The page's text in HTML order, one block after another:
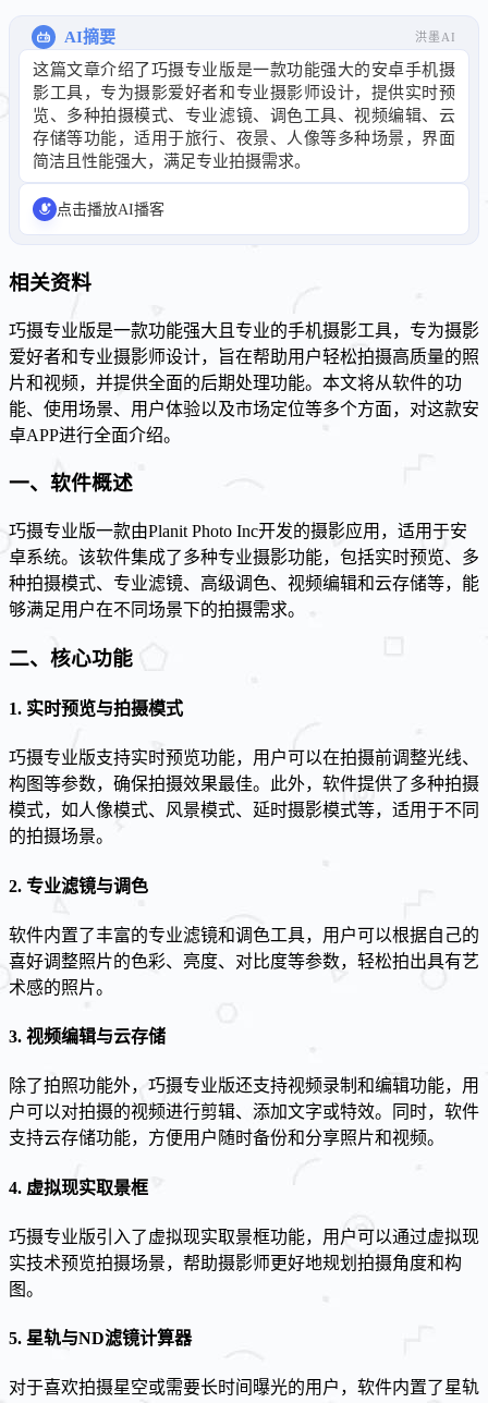
AI摘要 洪墨AI
这篇文章介绍了巧摄专业版是一款功能强大的安卓手机摄
影工具，专为摄影爱好者和专业摄影师设计，提供实时预
览、多种拍摄模式、专业滤镜、调色工具、视频编辑、云
存储等功能，适用于旅行、夜景、人像等多种场景，界面
简洁且性能强大，满足专业拍摄需求。
点击播放AI播客
相关资料
巧摄专业版是一款功能强大且专业的手机摄影工具，专为摄影
爱好者和专业摄影师设计，旨在帮助用户轻松拍摄高质量的照
片和视频，并提供全面的后期处理功能。本文将从软件的功
能、使用场景、用户体验以及市场定位等多个方面，对这款安
卓APP进行全面介绍。
一、软件概述
巧摄专业版一款由Planit Photo Inc开发的摄影应用，适用于安
卓系统。该软件集成了多种专业摄影功能，包括实时预览、多
种拍摄模式、专业滤镜、高级调色、视频编辑和云存储等，能
够满足用户在不同场景下的拍摄需求。
二、核心功能
1. 实时预览与拍摄模式
巧摄专业版支持实时预览功能，用户可以在拍摄前调整光线、
构图等参数，确保拍摄效果最佳。此外，软件提供了多种拍摄
模式，如人像模式、风景模式、延时摄影模式等，适用于不同
的拍摄场景。
2. 专业滤镜与调色
软件内置了丰富的专业滤镜和调色工具，用户可以根据自己的
喜好调整照片的色彩、亮度、对比度等参数，轻松拍出具有艺
术感的照片。
3. 视频编辑与云存储
除了拍照功能外，巧摄专业版还支持视频录制和编辑功能，用
户可以对拍摄的视频进行剪辑、添加文字或特效。同时，软件
支持云存储功能，方便用户随时备份和分享照片和视频。
4. 虚拟现实取景框
巧摄专业版引入了虚拟现实取景框功能，用户可以通过虚拟现
实技术预览拍摄场景，帮助摄影师更好地规划拍摄角度和构
图。
5. 星轨与ND滤镜计算器
对于喜欢拍摄星空或需要长时间曝光的用户，软件内置了星轨